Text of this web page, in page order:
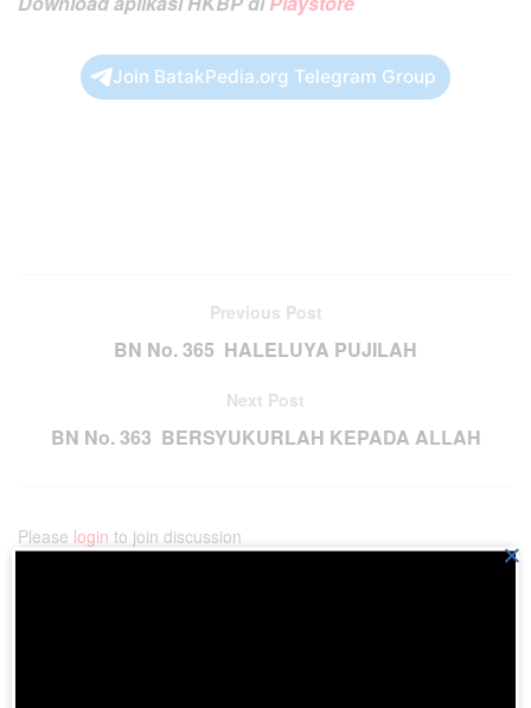
Join BatakPedia.org Telegram Group
Previous Post
BN No. 365 HALELUYA PUJILAH
Next Post
BN No. 363 BERSYUKURLAH KEPADA ALLAH
Please login to join discussion
×